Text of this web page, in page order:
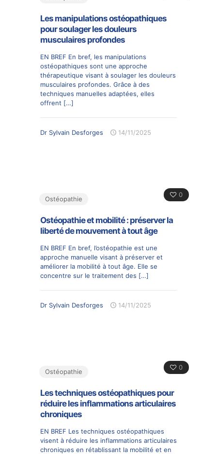
Les manipulations ostéopathiques
pour soulager les douleurs
musculaires profondes
EN BREF En bref, les manipulations
ostéopathiques sont une approche
thérapeutique visant à soulager les douleurs
musculaires profondes. Grâce à des
techniques manuelles adaptées, elles
offrent […]
Dr Sylvain Desforges 14/11/2025
0
Ostéopathie
Ostéopathie et mobilité : préserver la
liberté de mouvement à tout âge
EN BREF En bref, l’ostéopathie est une
approche manuelle visant à préserver et
améliorer la mobilité à tout âge. Elle se
concentre sur le traitement des […]
Dr Sylvain Desforges 14/11/2025
0
Ostéopathie
Les techniques ostéopathiques pour
réduire les inflammations articulaires
chroniques
EN BREF Les techniques ostéopathiques
visent à réduire les inflammations articulaires
chroniques en rétablissant la mobilité et en